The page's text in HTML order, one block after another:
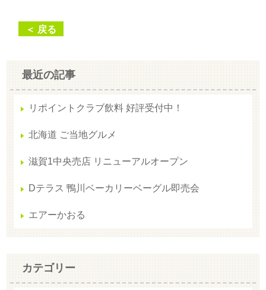
＜ 戻る
最近の記事
リポイントクラブ飲料 好評受付中！
北海道 ご当地グルメ
滋賀1中央売店 リニューアルオープン
Dテラス 鴨川ベーカリーベーグル即売会
エアーかおる
カテゴリー